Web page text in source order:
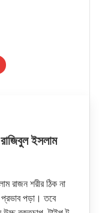
ইসলাম
রাজন শরীর ঠিক না
প্রভাব পড়া। তবে